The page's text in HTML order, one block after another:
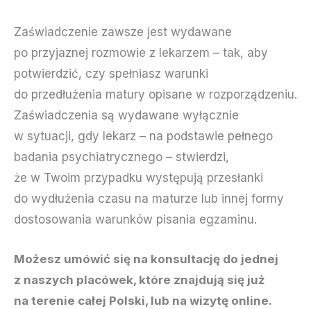
Zaświadczenie zawsze jest wydawane
po przyjaznej rozmowie z lekarzem – tak, aby
potwierdzić, czy spełniasz warunki
do przedłużenia matury opisane w rozporządzeniu.
Zaświadczenia są wydawane wyłącznie
w sytuacji, gdy lekarz – na podstawie pełnego
badania psychiatrycznego – stwierdzi,
że w Twoim przypadku występują przesłanki
do wydłużenia czasu na maturze lub innej formy
dostosowania warunków pisania egzaminu.
Możesz umówić się na konsultację do jednej
z naszych placówek, które znajdują się już
na terenie całej Polski, lub na wizytę online.